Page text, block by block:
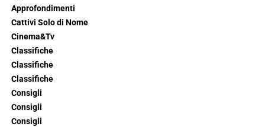
Approfondimenti
Cattivi Solo di Nome
Cinema&Tv
Classifiche
Classifiche
Classifiche
Consigli
Consigli
Consigli